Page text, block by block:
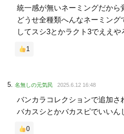
統一感が無いネーミングだから
どうせ全種類へんなネーミン
してスシ3とかラクト3でええや
1
名無しの元気民 2025.6.12 16:48
バンカラコレクションで追加さ
バカスシとかバカスピでいいん
0